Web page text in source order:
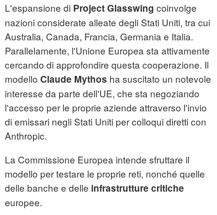
L'espansione di Project Glasswing coinvolge
nazioni considerate alleate degli Stati Uniti, tra cui
Australia, Canada, Francia, Germania e Italia.
Parallelamente, l'Unione Europea sta attivamente
cercando di approfondire questa cooperazione. Il
modello Claude Mythos ha suscitato un notevole
interesse da parte dell'UE, che sta negoziando
l'accesso per le proprie aziende attraverso l'invio
di emissari negli Stati Uniti per colloqui diretti con
Anthropic.
La Commissione Europea intende sfruttare il
modello per testare le proprie reti, nonché quelle
delle banche e delle infrastrutture critiche
europee.